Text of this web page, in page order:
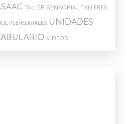
TALLER SENSORIAL TALLERES
UNIDADES
VIDEOS